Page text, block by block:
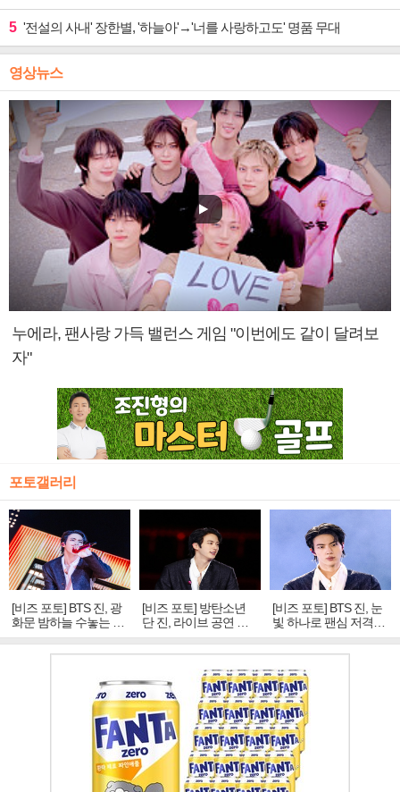
5 '전설의 사내' 장한별, '하늘아'→'너를 사랑하고도' 명품 무대
영상뉴스
누에라, 팬사랑 가득 밸런스 게임 "이번에도 같이 달려보
자"
포토갤러리
[비즈 포토] BTS 진, 광
화문 밤하늘 수놓는 '비
주얼 킹'의 열창
[비즈 포토] 방탄소년
단 진, 라이브 공연 중
빛나는 독보적 아우라
[비즈 포토] BTS 진, 눈
빛 하나로 팬심 저격…
독보적 카리스마